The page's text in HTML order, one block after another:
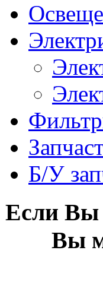
Б/У
Если Вы
Вы